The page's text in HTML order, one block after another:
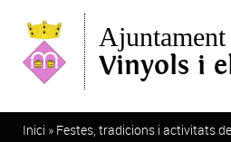
Ajuntament
Vinyols i
Esteu aquí
Inici » Festes, tradicions i activitats